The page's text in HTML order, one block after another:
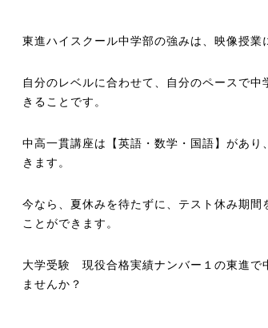
東進ハイスクール中学部の強みは、映像授業
自分のレベルに合わせて、自分のペースで
きることです。
中高一貫講座は【英語・数学・国語】があ
きます。
今なら、夏休みを待たずに、テスト休み期間
ことができます。
大学受験 現役合格実績ナンバー１の東進で
ませんか？